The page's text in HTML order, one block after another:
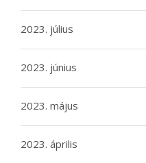
2023. július
2023. június
2023. május
2023. április